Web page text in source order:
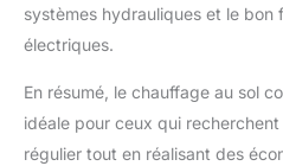
systèmes hydrauliques et le
électriques.
En résumé, le chauffage au sol
idéale pour ceux qui
régulier tout en réalisant des